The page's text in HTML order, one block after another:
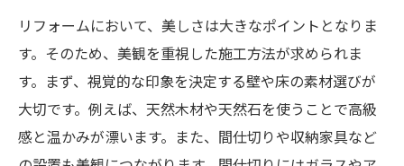
リフォームにおいて、美しさは大きなポイントとなりま
す。そのため、美観を重視した施工方法が求められま
す。まず、視覚的な印象を決定する壁や床の素材選びが
大切です。例えば、天然木材や天然石を使うことで高級
感と温かみが漂います。また、間仕切りや収納家具など